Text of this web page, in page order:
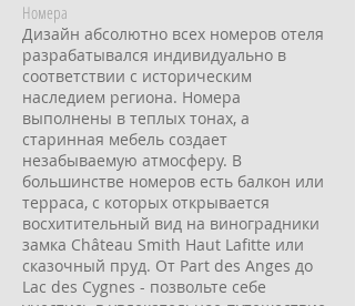
Номера
Дизайн абсолютно всех номеров отеля
разрабатывался индивидуально в
соответствии с историческим
наследием региона. Номера
выполнены в теплых тонах, а
старинная мебель создает
незабываемую атмосферу. В
большинстве номеров есть балкон или
терраса, с которых открывается
восхитительный вид на виноградники
замка Château Smith Haut Lafitte или
сказочный пруд. От Part des Anges до
Lac des Cygnes - позвольте себе